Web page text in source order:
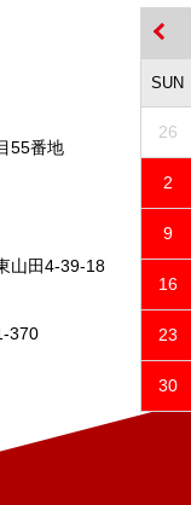
55番地
山田4-39-18
370
SUN
26
2
9
16
23
30